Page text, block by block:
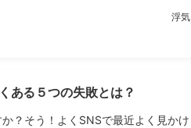
浮気
ある５つの失敗とは？
？そう！よくSNSで最近よく見かけ